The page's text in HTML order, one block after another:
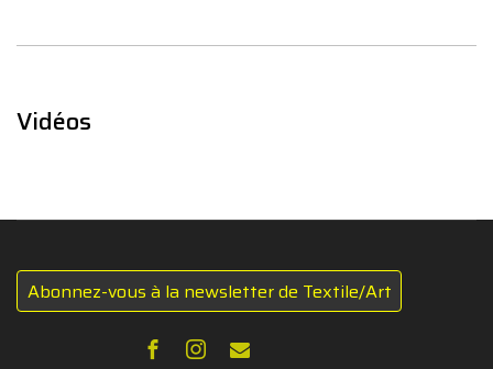
Vidéos
Abonnez-vous à la newsletter de Textile/Art